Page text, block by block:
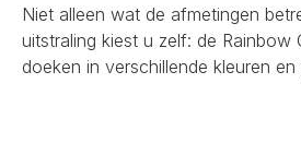
Niet alleen wat de afmetingen
uitstraling kiest u zelf: de Rainbow
doeken in verschillende kleuren en